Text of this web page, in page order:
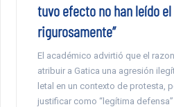
tuvo efecto no han leído
rigurosamente”
El académico advirtió que el
atribuir a Gatica una agresión
letal en un contexto de protesta,
justificar como “legítima